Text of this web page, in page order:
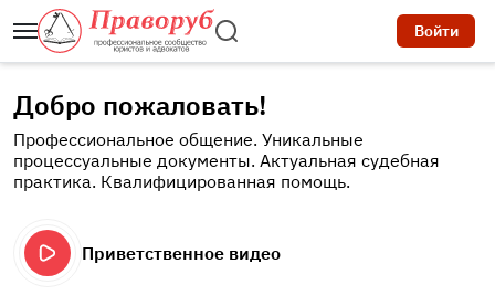
Войти
Добро пожаловать!
Профессиональное общение. Уникальные
процессуальные документы. Актуальная судебная
практика. Квалифицированная помощь.
Приветственное видео